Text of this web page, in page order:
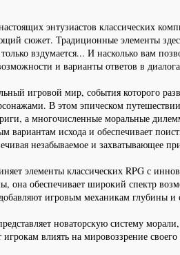
энтузиастов классических
сюжет. Традиционные элементы
вздумается... И насколько вам
и варианты ответов в
игровой мир, события которого
В этом эпическом
а многочисленные моральные
вариантам исхода и обеспечивает
незабываемое и захватывающее
элементы классических RPG с
она обеспечивает широкий спектр
игровым механикам
новаторскую систему
игрокам влиять на мировоззрение